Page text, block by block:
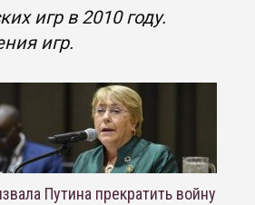
игр в 2010 году.
игр.
Путина прекратить войну